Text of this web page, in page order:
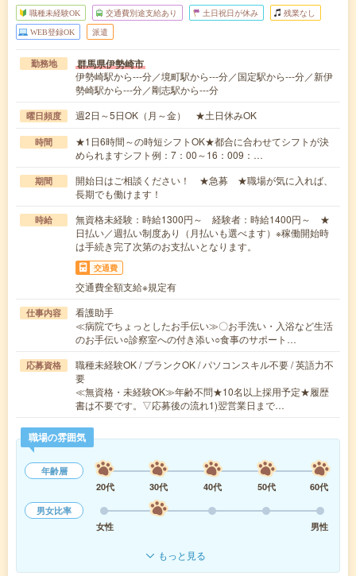
職種未経験OK 交通費別途支給あり 土日祝日が休み 残業なし
WEB登録OK 派遣
勤務地 群馬県伊勢崎市
伊勢崎駅から---分／境町駅から---分／国定駅から---分／新伊
勢崎駅から---分／剛志駅から---分
曜日頻度 週2日～5日OK（月～金） ★土日休みOK
時間
★1日6時間～の時短シフトOK★都合に合わせてシフトが決
められますシフト例：7：00～16：009：…
期間
開始日はご相談ください！ ★急募 ★職場が気に入れば、
長期でも働けます！
時給
無資格未経験：時給1300円～ 経験者：時給1400円～ ★
日払い／週払い制度あり（月払いも選べます）※稼働開始時
は手続き完了次第のお支払いとなります。
交通費
交通費全額支給※規定有
仕事内容
看護助手
≪病院でちょっとしたお手伝い≫〇お手洗い・入浴など生活
のお手伝い○診察室への付き添い○食事のサポート…
応募資格
職種未経験OK / ブランクOK / パソコンスキル不要 / 英語力不
要
≪無資格・未経験OK≫年齢不問★10名以上採用予定★履歴
書は不要です。▽応募後の流れ1)翌営業日まで…
職場の雰囲気
年齢層
20代
30代 40代 50代
60代
男女比率
女性
男性
もっと見る